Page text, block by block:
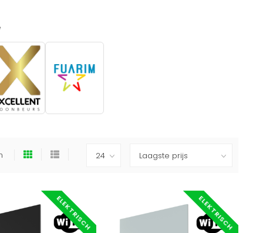
ELEKTRISCH ELEKTRISCH